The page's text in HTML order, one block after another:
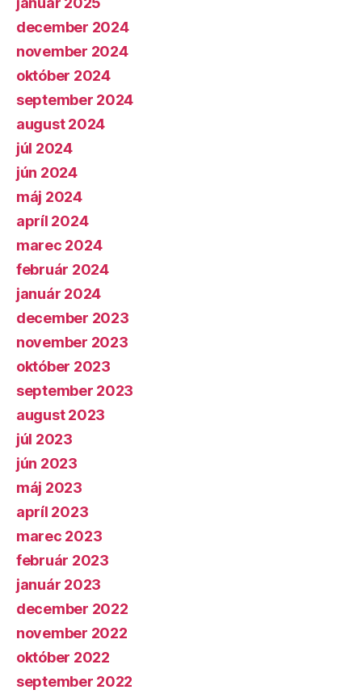
december 2024
november 2024
október 2024
september 2024
august 2024
júl 2024
jún 2024
máj 2024
apríl 2024
marec 2024
február 2024
január 2024
december 2023
november 2023
október 2023
september 2023
august 2023
júl 2023
jún 2023
máj 2023
apríl 2023
marec 2023
február 2023
január 2023
december 2022
november 2022
október 2022
september 2022